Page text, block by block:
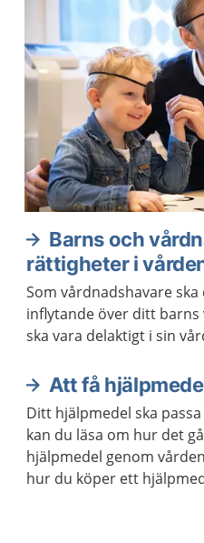
Barns och
rättigheter i
Som vårdnadshavare
inflytande över ditt
ska vara delaktigt i sin
Att få
Ditt hjälpmedel ska
kan du läsa om hur det
hjälpmedel genom
hur du köper ett